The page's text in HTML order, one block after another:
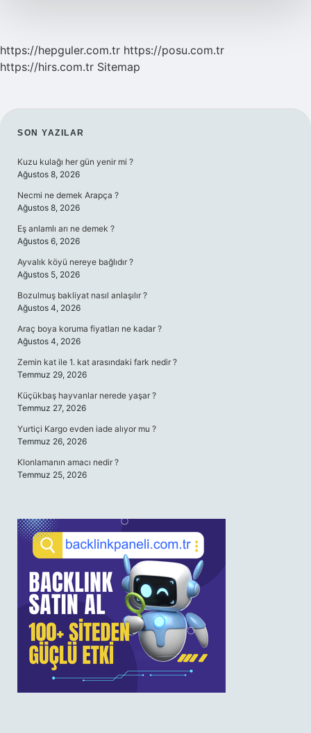
https://hepguler.com.tr https://posu.com.tr
https://hirs.com.tr Sitemap
SIDEBAR
SON YAZILAR
Kuzu kulağı her gün yenir mi ?
Ağustos 8, 2026
Necmi ne demek Arapça ?
Ağustos 8, 2026
Eş anlamlı arı ne demek ?
Ağustos 6, 2026
Ayvalık köyü nereye bağlıdır ?
Ağustos 5, 2026
Bozulmuş bakliyat nasıl anlaşılır ?
Ağustos 4, 2026
Araç boya koruma fiyatları ne kadar ?
Ağustos 4, 2026
Zemin kat ile 1. kat arasındaki fark nedir ?
Temmuz 29, 2026
Küçükbaş hayvanlar nerede yaşar ?
Temmuz 27, 2026
Yurtiçi Kargo evden iade alıyor mu ?
Temmuz 26, 2026
Klonlamanın amacı nedir ?
Temmuz 25, 2026